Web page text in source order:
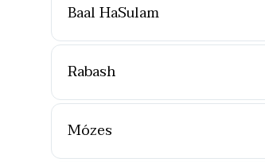
Baal HaSulam
Rabash
Mózes